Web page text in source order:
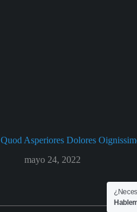
Quod Asperiores Dolores
mayo 24, 2022